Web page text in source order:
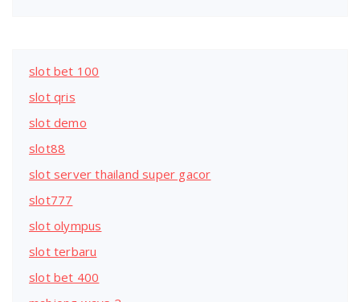
slot bet 100
slot qris
slot demo
slot88
slot server thailand super gacor
slot777
slot olympus
slot terbaru
slot bet 400